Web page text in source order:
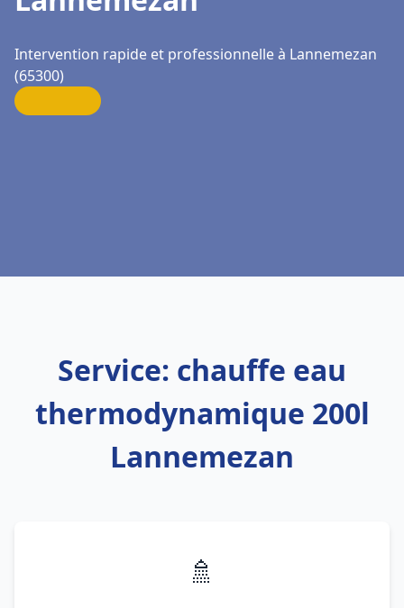
Intervention rapide et professionnelle à Lannemezan
(65300)
Service: chauffe eau
thermodynamique 200l
Lannemezan
🚿